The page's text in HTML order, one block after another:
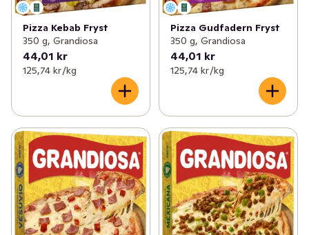
Pizza Kebab Fryst
350 g, Grandiosa
44,01 kr
125,74 kr /kg
Pizza Gudfadern Fryst
350 g, Grandiosa
44,01 kr
125,74 kr /kg